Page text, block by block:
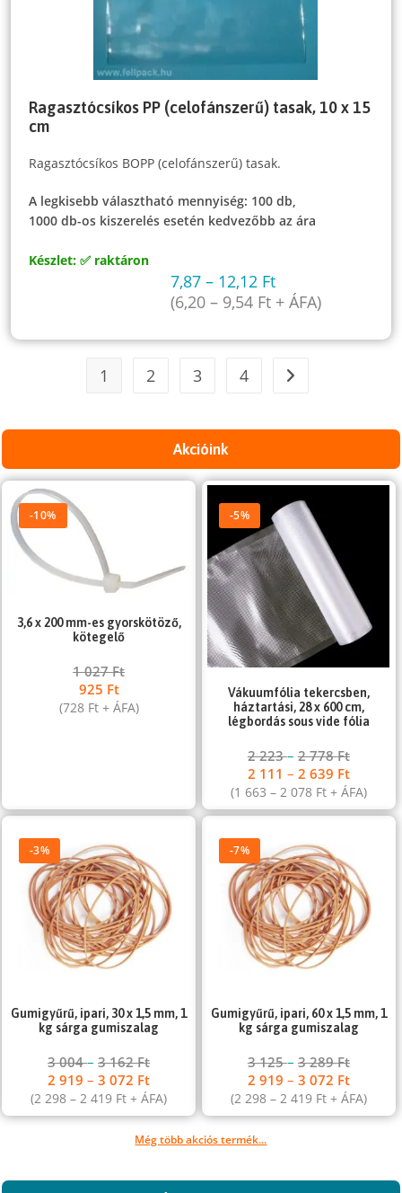
Ragasztócsíkos PP (celofánszerű) tasak, 10 x 15
cm
Ragasztócsíkos BOPP (celofánszerű) tasak.
A legkisebb választható mennyiség: 100 db,
1000 db-os kiszerelés esetén kedvezőbb az ára
Készlet: ✅ raktáron
7,87 – 12,12 Ft
(6,20 – 9,54 Ft+ ÁFA)
1 2 3 4
Akcióink
-10%
3,6 x 200 mm-es gyorskötöző,
kötegelő
1 027Ft
925 Ft
(728 Ft+ ÁFA)
-5%
Vákuumfólia tekercsben,
háztartási, 28 x 600 cm,
légbordás sous vide fólia
2 223– 2 778Ft
2 111 – 2 639 Ft
(1 663 – 2 078 Ft+ ÁFA)
-3%
Gumigyűrű, ipari, 30 x 1,5 mm, 1
kg sárga gumiszalag
3 004–3 162Ft
2 919–3 072 Ft
(2 298– 2 419 Ft + ÁFA)
-7%
Gumigyűrű, ipari, 60 x 1,5 mm, 1
kg sárga gumiszalag
3 125– 3 289Ft
2 919 – 3 072 Ft
(2 298 – 2 419 Ft+ ÁFA)
Még több akciós termék...